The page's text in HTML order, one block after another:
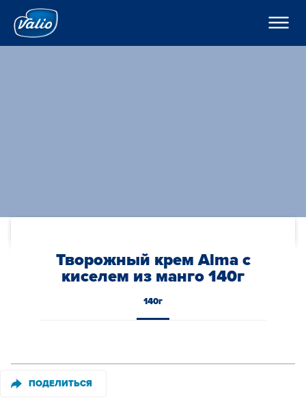
????????
????????
??????? ????????
? ???????????
Творожный крем Alma с
киселем из манго 140г
140г
ПОДЕЛИТЬСЯ